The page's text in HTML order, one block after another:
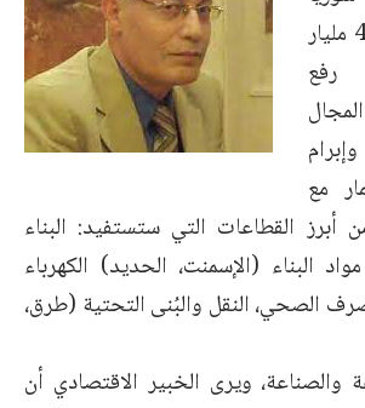
يُقدّر بأكثر من 400 مليار
رفع
مع
أبرز القطاعات التي ستستفيد: البناء
البناء (الإسمنت، الحديد) الكهرباء
الصحي، النقل والبُنى التحتية (طرق،
والصناعة، ويرى الخبير الاقتصادي أن